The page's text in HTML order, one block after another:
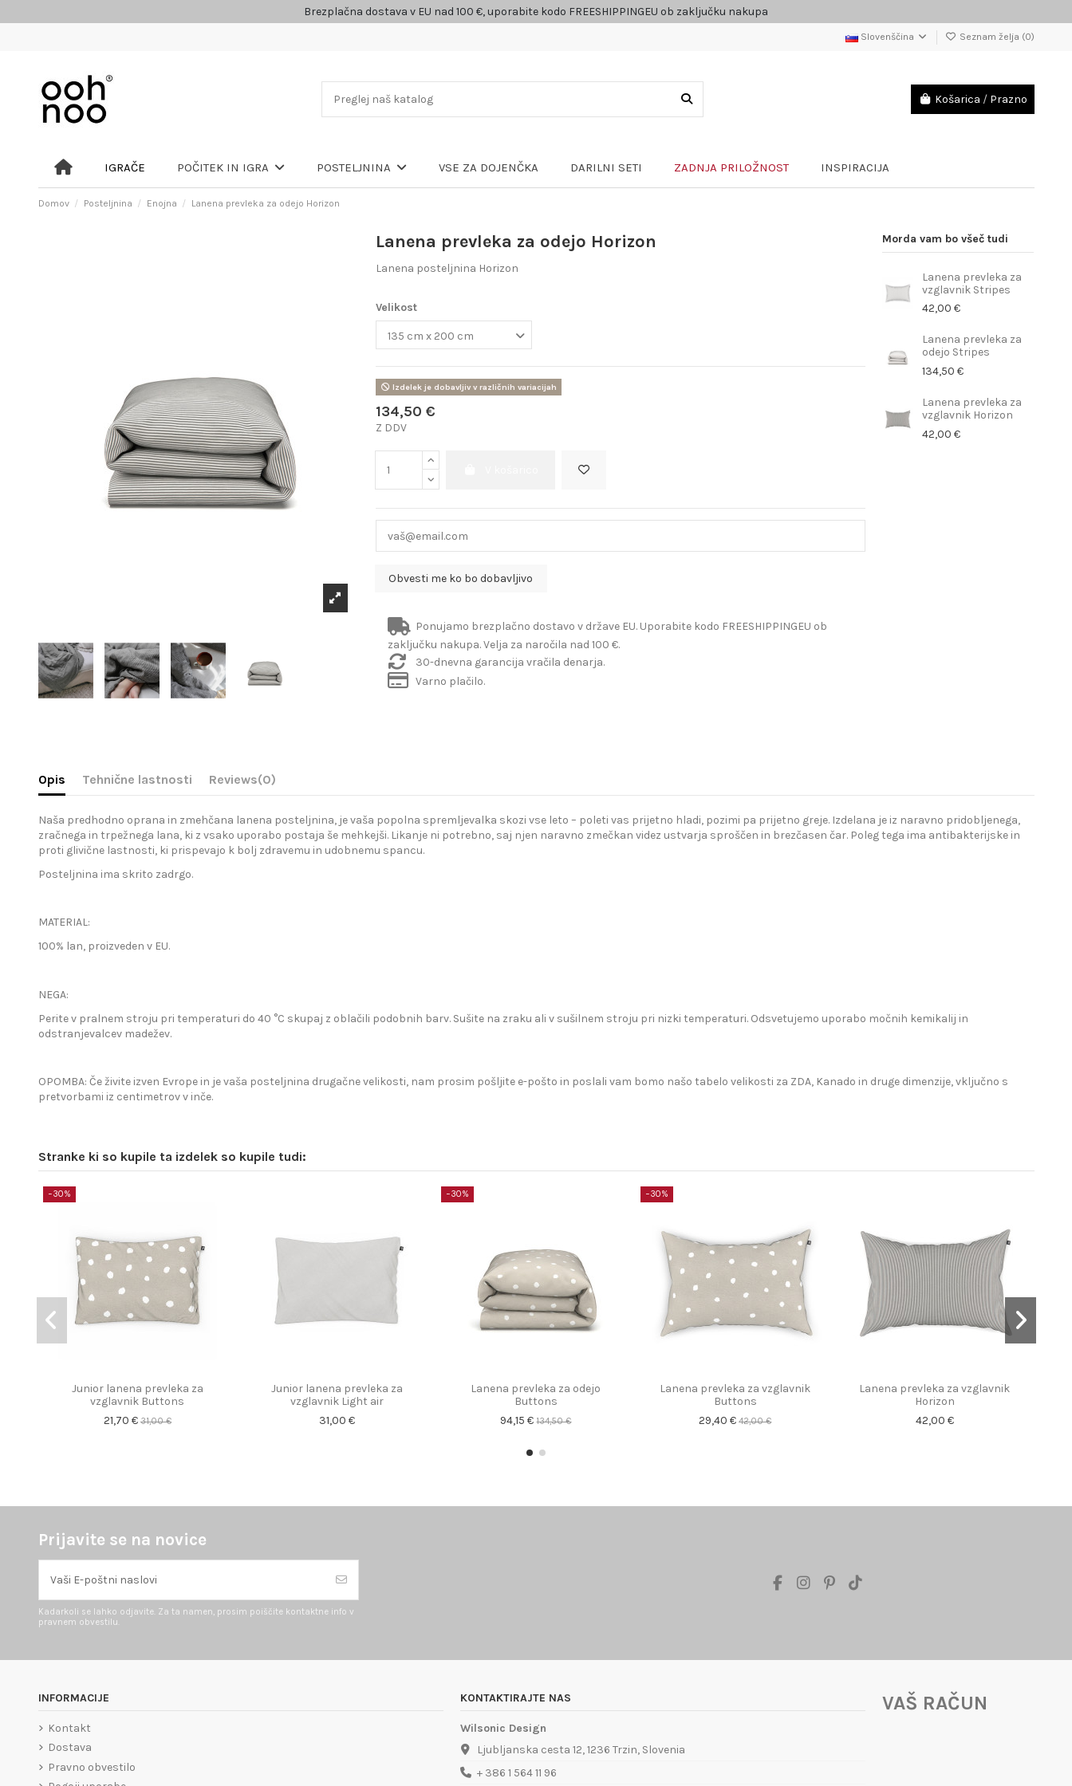
Brezplačna dostava v EU nad 100 €, uporabite kodo FREESHIPPINGEU ob zaključku nakupa
Slovenščina Seznam želja (0)
Košarica / Prazno
IGRAČE POČITEK IN IGRA POSTELJNINA VSE ZA DOJENČKA DARILNI SETI ZADNJA PRILOŽNOST INSPIRACIJA
Domov Posteljnina Enojna Lanena prevleka za odejo Horizon
Lanena prevleka za odejo Horizon
Lanena posteljnina Horizon
Velikost
Izdelek je dobavljiv v različnih variacijah
134,50 €
Z DDV
Ponujamo brezplačno dostavo v države EU. Uporabite kodo FREESHIPPINGEU ob
zaključku nakupa. Velja za naročila nad 100 €.
30-dnevna garancija vračila denarja.
Varno plačilo.
Morda vam bo všeč tudi
Lanena prevleka za
vzglavnik Stripes
42,00 €
Lanena prevleka za
odejo Stripes
134,50 €
Lanena prevleka za
vzglavnik Horizon
42,00 €
Opis Tehnične lastnosti Reviews(0)
Naša predhodno oprana in zmehčana lanena posteljnina, je vaša popolna spremljevalka skozi vse leto – poleti vas prijetno hladi, pozimi pa prijetno greje. Izdelana je iz naravno pridobljenega,
zračnega in trpežnega lana, ki z vsako uporabo postaja še mehkejši. Likanje ni potrebno, saj njen naravno zmečkan videz ustvarja sproščen in brezčasen čar. Poleg tega ima antibakterijske in
proti glivične lastnosti, ki prispevajo k bolj zdravemu in udobnemu spancu.
Posteljnina ima skrito zadrgo.
MATERIAL:
100% lan, proizveden v EU.
NEGA:
Perite v pralnem stroju pri temperaturi do 40 °C skupaj z oblačili podobnih barv. Sušite na zraku ali v sušilnem stroju pri nizki temperaturi. Odsvetujemo uporabo močnih kemikalij in
odstranjevalcev madežev.
OPOMBA: Če živite izven Evrope in je vaša posteljnina drugačne velikosti, nam prosim pošljite e-pošto in poslali vam bomo našo tabelo velikosti za ZDA, Kanado in druge dimenzije, vključno s
pretvorbami iz centimetrov v inče.
Stranke ki so kupile ta izdelek so kupile tudi:
−30%
Junior lanena prevleka za
vzglavnik Buttons
21,70 € 31,00 €
Junior lanena prevleka za
vzglavnik Light air
31,00 €
−30%
Lanena prevleka za odejo
Buttons
94,15 €134,50 €
−30%
Lanena prevleka za vzglavnik
Buttons
29,40 €42,00 €
Lanena prevleka za vzglavnik
Horizon
42,00 €
Prijavite se na novice
Kadarkoli se lahko odjavite. Za ta namen, prosim poiščite kontaktne info v
pravnem obvestilu.
INFORMACIJE
Kontakt
Dostava
Pravno obvestilo
KONTAKTIRAJTE NAS
Wilsonic Design
Ljubljanska cesta 12, 1236 Trzin, Slovenia
+ 386 1 564 11 96
VAŠ RAČUN